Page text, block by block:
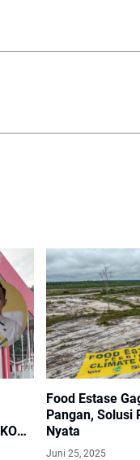
Food Estase
Pangan, Solusi
Nyata
Juni 25, 2025